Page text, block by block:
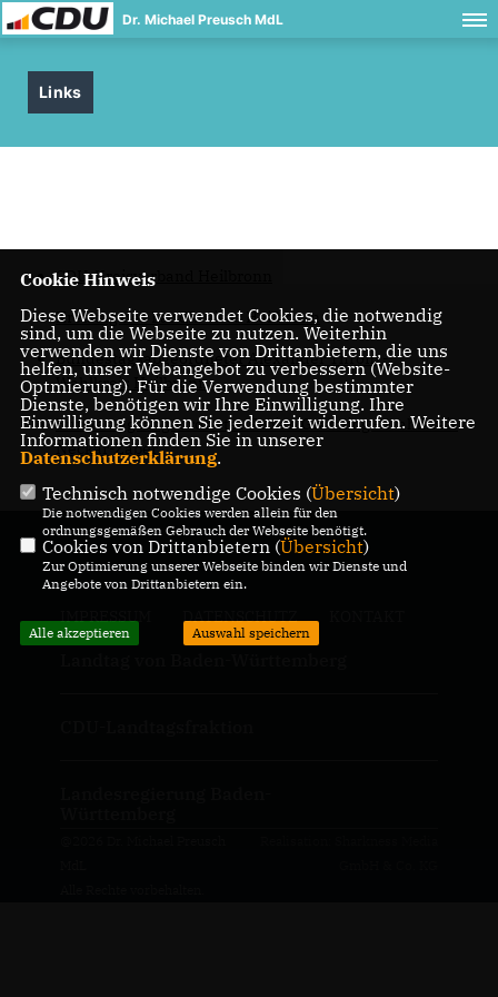
Dr. Michael Preusch MdL
Links
CDU-Kreisverband Heilbronn
Kreistag des Landkreises Heilbronn
Bundestagsabgeordneter Alexander Throm -
Wahlkreis Heilbronn
Bundestagsabgeordneter Fabian Gramling - Wahlkreis
Neckar-Zaber
IMPRESSUM DATENSCHUTZ
Cookie Hinweis
Diese Webseite verwendet Cookies, die notwendig
sind, um die Webseite zu nutzen. Weiterhin
verwenden wir Dienste von Drittanbietern, die uns
helfen, unser Webangebot zu verbessern (Website-
Optmierung). Für die Verwendung bestimmter
Dienste, benötigen wir Ihre Einwilligung. Ihre
Einwilligung können Sie jederzeit widerrufen. Weitere
Informationen finden Sie in unserer
Datenschutzerklärung.
Technisch notwendige Cookies (Übersicht)
Die notwendigen Cookies werden allein für den
ordnungsgemäßen Gebrauch der Webseite benötigt.
Cookies von Drittanbietern (Übersicht)
Zur Optimierung unserer Webseite binden wir Dienste und
Angebote von Drittanbietern ein.
Alle akzeptieren Auswahl speichern